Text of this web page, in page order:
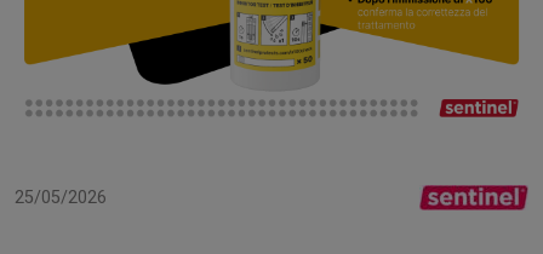
25/05/2026